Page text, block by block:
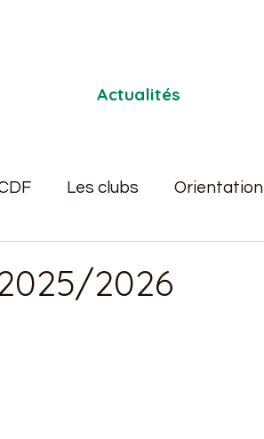
Actualités
Les clubs Orientation
2026